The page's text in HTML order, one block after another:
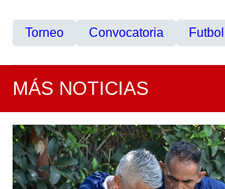
Torneo Convocatoria Futbol
MÁS NOTICIAS